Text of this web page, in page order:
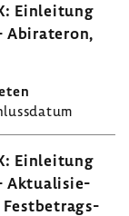
Einlei­tung
Abira­teron,
Einlei­tung
Aktua­li­sie­
Fest­be­trags­